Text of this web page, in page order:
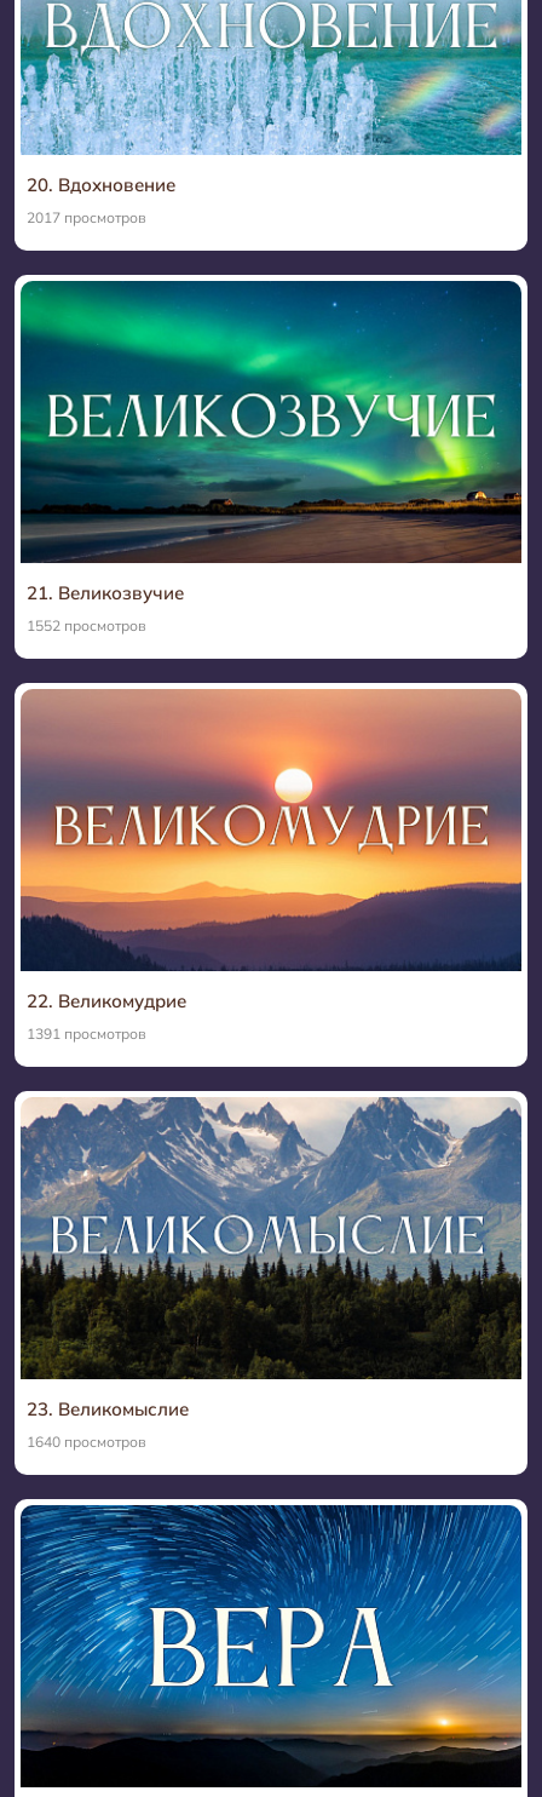
20. Вдохновение
2017 просмотров
21. Великозвучие
1552 просмотров
22. Великомудрие
1391 просмотров
23. Великомыслие
1640 просмотров